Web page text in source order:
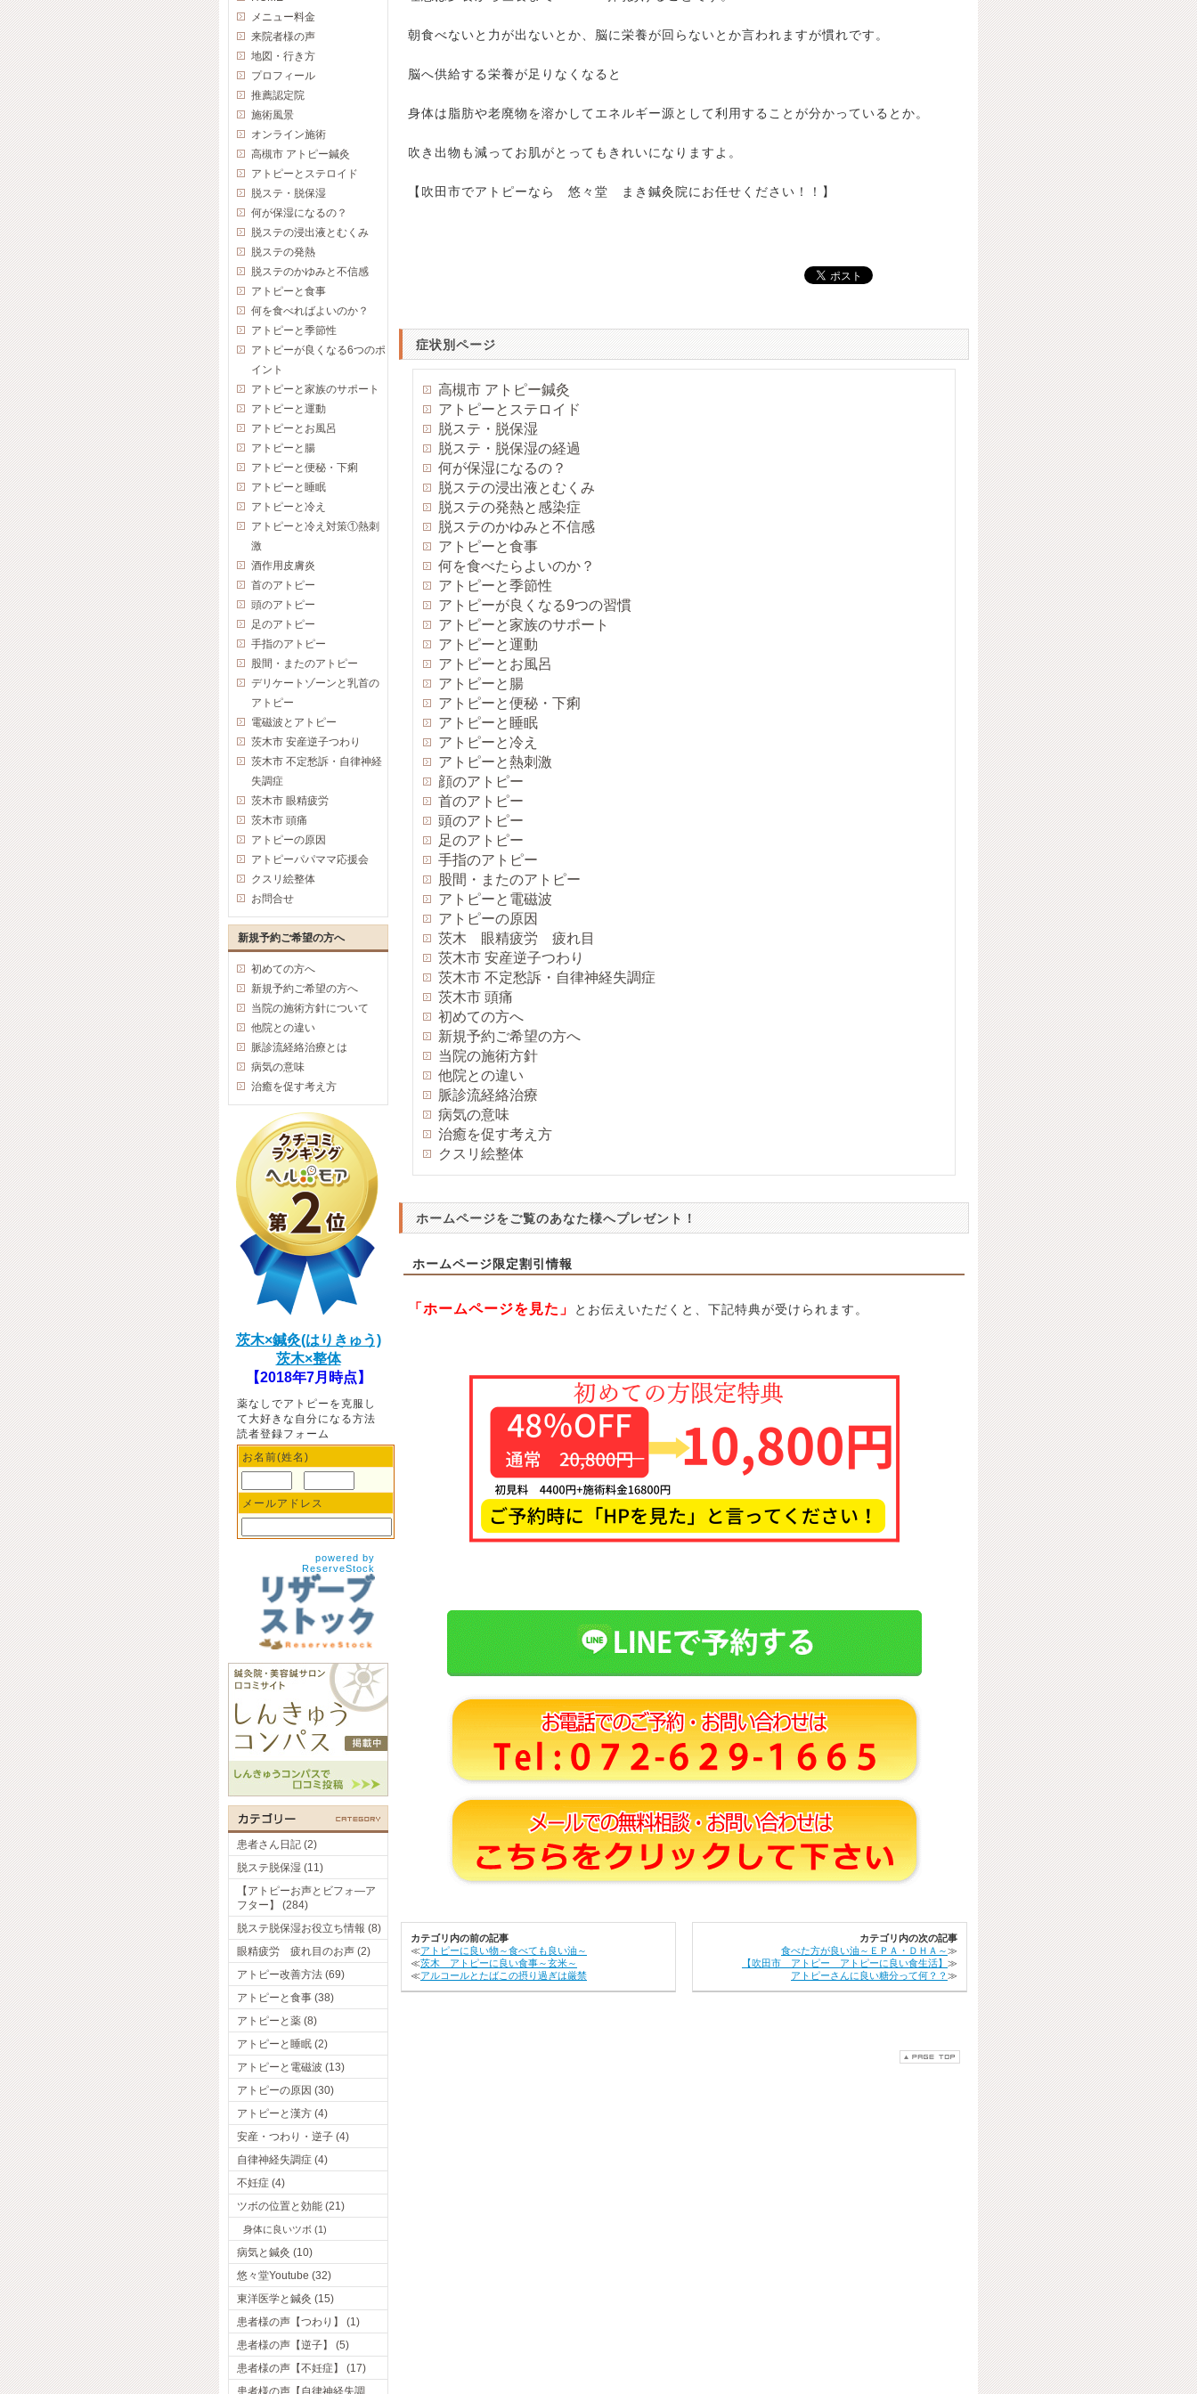
朝食べないと力が出ないとか、脳に栄養が回らないとか言われますが慣れです。
脳へ供給する栄養が足りなくなると
身体は脂肪や老廃物を溶かしてエネルギー源として利用することが分かっているとか。
吹き出物も減ってお肌がとってもきれいになりますよ。
【吹田市でアトピーなら 悠々堂 まき鍼灸院にお任せください！！】
症状別ページ
高槻市 アトピー鍼灸
アトピーとステロイド
脱ステ・脱保湿
脱ステ・脱保湿の経過
何が保湿になるの？
脱ステの浸出液とむくみ
脱ステの発熱と感染症
脱ステのかゆみと不信感
アトピーと食事
何を食べたらよいのか？
アトピーと季節性
アトピーが良くなる9つの習慣
アトピーと家族のサポート
アトピーと運動
アトピーとお風呂
アトピーと腸
アトピーと便秘・下痢
アトピーと睡眠
アトピーと冷え
アトピーと熱刺激
顔のアトピー
首のアトピー
頭のアトピー
足のアトピー
手指のアトピー
股間・またのアトピー
アトピーと電磁波
アトピーの原因
茨木 眼精疲労 疲れ目
茨木市 安産逆子つわり
茨木市 不定愁訴・自律神経失調症
茨木市 頭痛
初めての方へ
新規予約ご希望の方へ
当院の施術方針
他院との違い
脈診流経絡治療
病気の意味
治癒を促す考え方
クスリ絵整体
ホームページをご覧のあなた様へプレゼント！
ホームページ限定割引情報
「ホームページを見た」 とお伝えいただくと、下記特典が受けられます。
カテゴリ内の前の記事
≪アトピーに良い物～食べても良い油～
≪茨木 アトピーに良い食事～玄米～
≪アルコールとたばこの摂り過ぎは厳禁
カテゴリ内の次の記事
食べた方が良い油～ＥＰＡ・ＤＨＡ～≫
【吹田市 アトピー アトピーに良い食生活】 ≫
アトピーさんに良い糖分って何？？ ≫
メニュー料金
来院者様の声
地図・行き方
プロフィール
推薦認定院
施術風景
オンライン施術
高槻市 アトピー鍼灸
アトピーとステロイド
脱ステ・脱保湿
何が保湿になるの？
脱ステの浸出液とむくみ
脱ステの発熱
脱ステのかゆみと不信感
アトピーと食事
何を食べればよいのか？
アトピーと季節性
アトピーが良くなる6つのポ
イント
アトピーと家族のサポート
アトピーと運動
アトピーとお風呂
アトピーと腸
アトピーと便秘・下痢
アトピーと睡眠
アトピーと冷え
アトピーと冷え対策①熱刺
激
酒作用皮膚炎
首のアトピー
頭のアトピー
足のアトピー
手指のアトピー
股間・またのアトピー
デリケートゾーンと乳首の
アトピー
電磁波とアトピー
茨木市 安産逆子つわり
茨木市 不定愁訴・自律神経
失調症
茨木市 眼精疲労
茨木市 頭痛
アトピーの原因
アトピーパパママ応援会
クスリ絵整体
お問合せ
新規予約ご希望の方へ
初めての方へ
新規予約ご希望の方へ
当院の施術方針について
他院との違い
脈診流経絡治療とは
病気の意味
治癒を促す考え方
茨木×鍼灸(はりきゅう)
茨木×整体
【2018年7月時点】
薬なしでアトピーを克服し
て大好きな自分になる方法
読者登録フォーム
お名前(姓名)
メールアドレス
powered by
ReserveStock
患者さん日記 (2)
脱ステ脱保湿 (11)
【アトピーお声とビフォ―ア
フター】 (284)
脱ステ脱保湿お役立ち情報 (8)
眼精疲労 疲れ目のお声 (2)
アトピー改善方法 (69)
アトピーと食事 (38)
アトピーと薬 (8)
アトピーと睡眠 (2)
アトピーと電磁波 (13)
アトピーの原因 (30)
アトピーと漢方 (4)
安産・つわり・逆子 (4)
自律神経失調症 (4)
不妊症 (4)
ツボの位置と効能 (21)
身体に良いツボ (1)
病気と鍼灸 (10)
悠々堂Youtube (32)
東洋医学と鍼灸 (15)
患者様の声【つわり】 (1)
患者様の声【逆子】 (5)
患者様の声【不妊症】 (17)